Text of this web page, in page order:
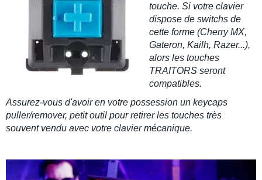
touche. Si votre clavier
dispose de switchs de
cette forme (Cherry MX,
Gateron, Kailh, Razer...),
alors les touches
TRAITORS seront
compatibles.
Assurez-vous d'avoir en votre possession un keycaps
puller/remover, petit outil pour retirer les touches très
souvent vendu avec votre clavier mécanique.